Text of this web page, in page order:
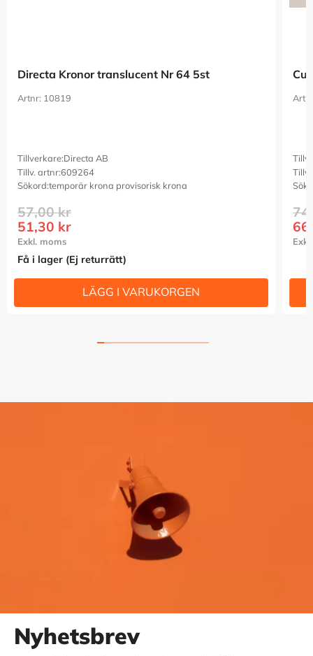
Directa Kronor translucent Nr 64 5st
10819
51,30 kr
57,00kr
Tillverkare:Directa AB
Tillv. artnr:609264
Sökord:temporär krona provisorisk krona
Få i lager (Ej returrätt)
Nyhetsbrev